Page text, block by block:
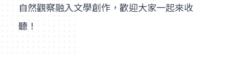
自然觀察融入文學創作，歡迎大家一起來收
聽！